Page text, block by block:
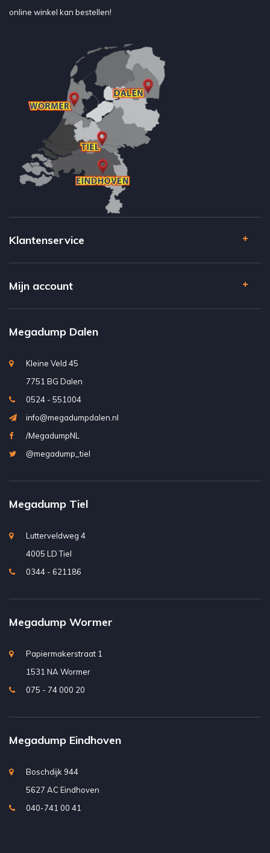
online winkel kan bestellen!
Klantenservice
Mijn account
Megadump Dalen
Kleine Veld 45
7751 BG Dalen
0524 - 551004
info@megadumpdalen.nl
/MegadumpNL
@megadump_tiel
Megadump Tiel
Lutterveldweg 4
4005 LD Tiel
0344 - 621186
Megadump Wormer
Papiermakerstraat 1
1531 NA Wormer
075 - 74 000 20
Megadump Eindhoven
Boschdijk 944
5627 AC Eindhoven
040-741 00 41